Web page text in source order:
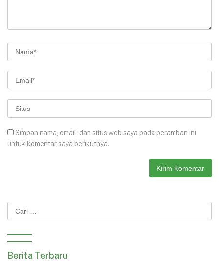
Simpan nama, email, dan situs web saya pada peramban ini
untuk komentar saya berikutnya.
Berita Terbaru